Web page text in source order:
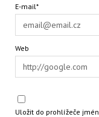
E-mail*
Web
Uložit do prohlížeče